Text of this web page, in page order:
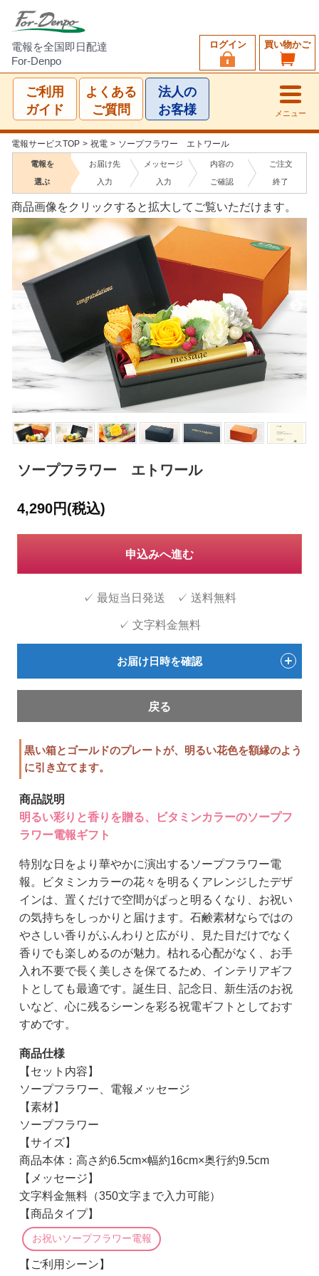
電報を全国即日配達
For-Denpo
買い物かご
ログイン
ご利用
ガイド
よくある
ご質問
法人の
お客様
メニュー
電報サービスTOP > 祝電 > ソープフラワー エトワール
電報を
選ぶ
お届け先
入力
メッセージ
入力
内容の
ご確認
ご注文
終了
商品画像をクリックすると拡大してご覧いただけます。
ソープフラワー エトワール
黒い箱とゴールドのプレートが、明るい花色を額縁のよう
に引き立てます。
商品説明
明るい彩りと香りを贈る、ビタミンカラーのソープフ
ラワー電報ギフト
特別な日をより華やかに演出するソープフラワー電
報。ビタミンカラーの花々を明るくアレンジしたデザ
インは、置くだけで空間がぱっと明るくなり、お祝い
の気持ちをしっかりと届けます。石鹸素材ならではの
やさしい香りがふんわりと広がり、見た目だけでなく
香りでも楽しめるのが魅力。枯れる心配がなく、お手
入れ不要で長く美しさを保てるため、インテリアギフ
トとしても最適です。誕生日、記念日、新生活のお祝
いなど、心に残るシーンを彩る祝電ギフトとしておす
すめです。
商品仕様
【セット内容】
ソープフラワー、電報メッセージ
【素材】
ソープフラワー
【サイズ】
商品本体：高さ約6.5cm×幅約16cm×奥行約9.5cm
【メッセージ】
文字料金無料（350文字まで入力可能）
【商品タイプ】
お祝いソープフラワー電報
【ご利用シーン】
4,290円(税込)
申込みへ進む
✓ 最短当日発送 ✓ 送料無料
✓ 文字料金無料
お届け日時を確認
戻る